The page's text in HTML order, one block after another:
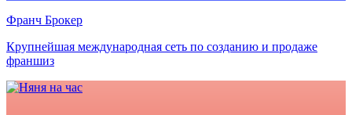
Франч Брокер
Крупнейшая международная сеть по созданию и продаже
франшиз